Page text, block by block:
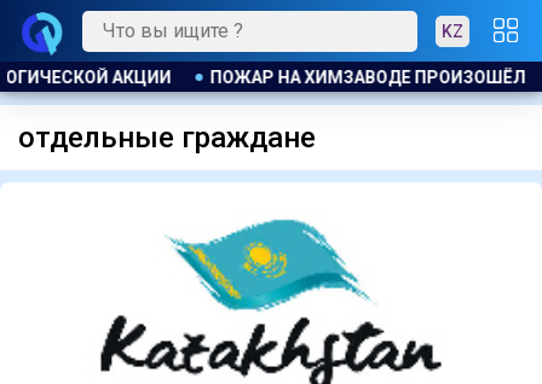
KZ
ПОЖАР НА ХИМЗАВОДЕ ПРОИЗОШЁЛ В КИТАЕ, ЭВАКУИРОВАЛИ
отдельные граждане